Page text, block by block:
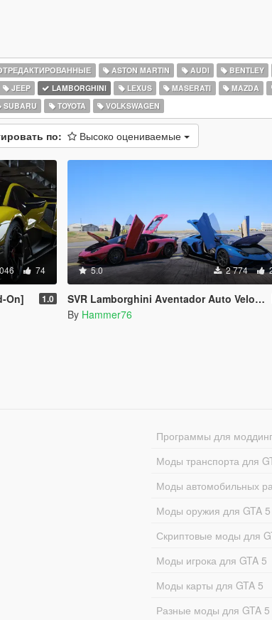
ASTON MARTIN AUDI BENTLEY
JEEP LAMBORGHINI LEXUS MASERATI MAZDA
SUBARU TOYOTA VOLKSWAGEN
по: Высоко оцениваемые
74
On] 1.0
5.0 2 774
SVR Lamborghini Aventador Auto Veloce & Lamborghini Aventador LP780-4 Ultimae [Add-On | Legacy | Enhanced]
By Hammer76
Программы для
Моды транспорта для
Моды автомобильных
Моды оружия для GTA 5
Скриптовые моды для
Моды игрока для GTA 5
Моды карты для GTA 5
Разные моды для GTA 5